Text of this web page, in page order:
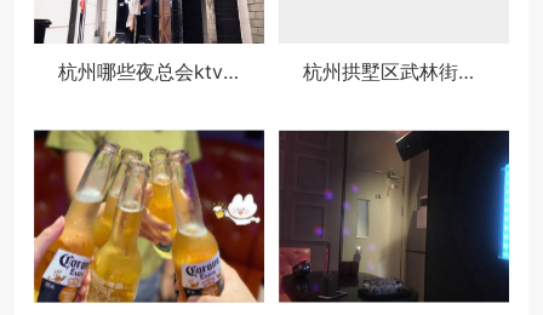
杭州哪些夜总会ktv招聘商务模特,薪资待遇包括基本工资外还有其他福利吗？ 杭州拱墅区武林街道附近酒吧招聘点歌公主,过年放假吗？